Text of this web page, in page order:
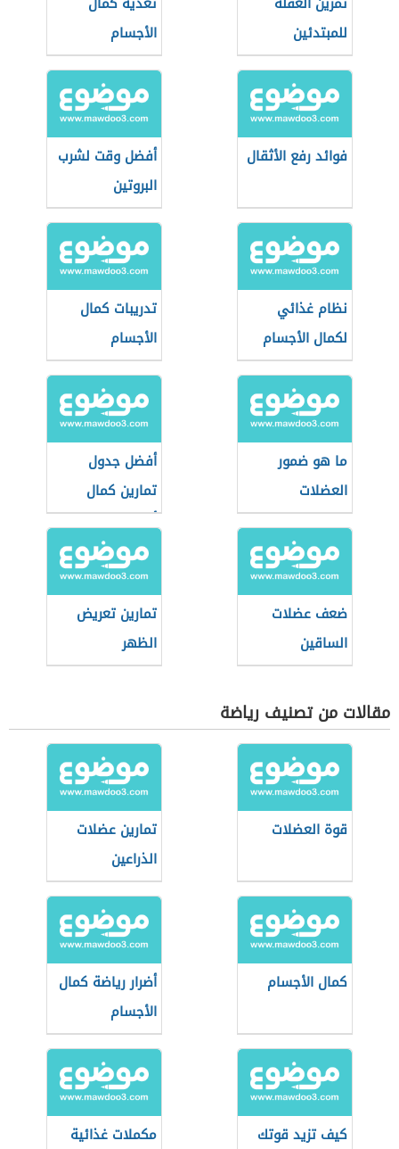
للمبتدئين
الأجسام
فوائد رفع الأثقال
أفضل وقت لشرب
البروتين
نظام غذائي
لكمال الأجسام
تدريبات كمال
الأجسام
ما هو ضمور
العضلات
أفضل جدول
تمارين كمال
أجسام
ضعف عضلات
الساقين
تمارين تعريض
الظهر
مقالات من تصنيف رياضة
قوة العضلات
تمارين عضلات
الذراعين
كمال الأجسام
أضرار رياضة كمال
الأجسام
كيف تزيد قوتك
مكملات غذائية